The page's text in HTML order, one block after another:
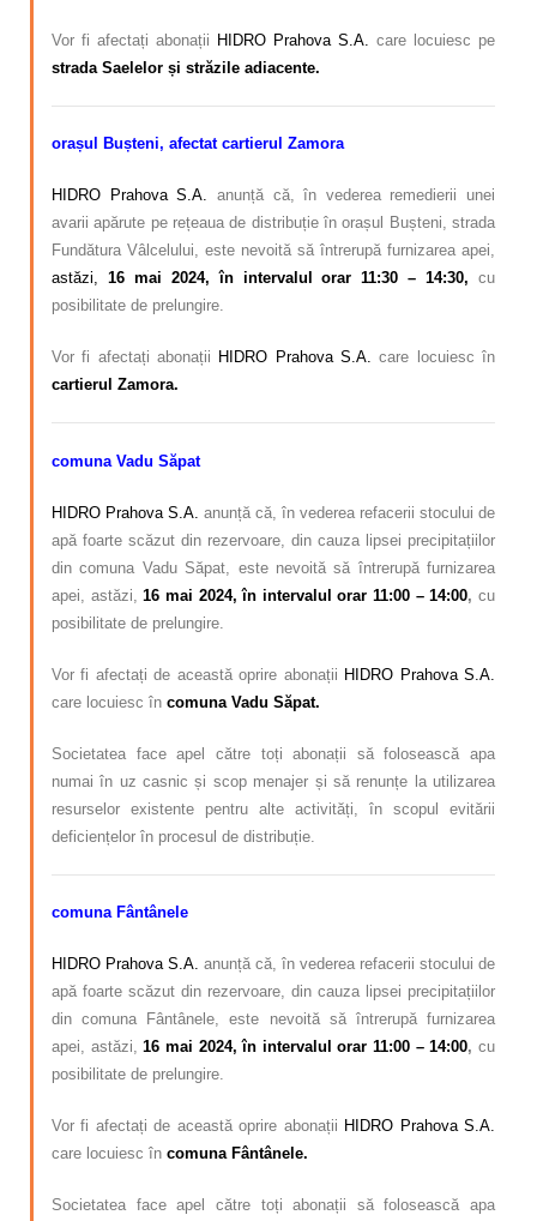
Vor fi afectați abonații HIDRO Prahova S.A.
care locuiesc pe
strada Saelelor și străzile adiacente.
orașul Bușteni, afectat cartierul Zamora
HIDRO Prahova S.A. anunță că, în vederea remedierii unei
avarii apărute pe rețeaua de distribuție în orașul Bușteni, strada
Fundătura Vâlcelului, este nevoită să întrerupă furnizarea apei,
astăzi, 16 mai 2024, în intervalul orar 11:30 – 14:30, cu
posibilitate de prelungire.
Vor fi afectați abonații HIDRO Prahova S.A. care locuiesc în
cartierul Zamora.
comuna Vadu Săpat
HIDRO Prahova S.A. anunță că, în vederea refacerii stocului de
apă foarte scăzut din rezervoare, din cauza lipsei precipitațiilor
din comuna Vadu Săpat, este nevoită să întrerupă furnizarea
apei, astăzi,16 mai 2024, în intervalul orar 11:00 – 14:00,cu
posibilitate de prelungire.
Vor fi afectați de această oprire abonații HIDRO Prahova S.A.
care locuiesc în comuna Vadu Săpat.
Societatea face apel către toți abonații să folosească apa
numai în uz casnic și scop menajer și să renunțe la utilizarea
resurselor existente pentru alte activități, în scopul evitării
deficiențelor în procesul de distribuție.
comuna Fântânele
HIDRO Prahova S.A. anunță că, în vederea refacerii stocului de
apă foarte scăzut din rezervoare, din cauza lipsei precipitațiilor
din comuna Fântânele, este nevoită să întrerupă furnizarea
apei, astăzi,16 mai 2024, în intervalul orar 11:00 – 14:00,cu
posibilitate de prelungire.
Vor fi afectați de această oprire abonații HIDRO Prahova S.A.
care locuiesc în comuna Fântânele.
Societatea face apel către toți abonații să folosească apa